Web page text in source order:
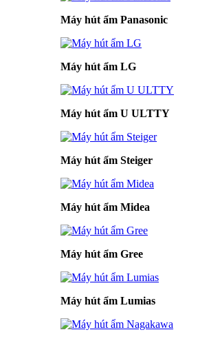
Máy hút ẩm Panasonic
Máy hút ẩm LG
Máy hút ẩm U ULTTY
Máy hút ẩm Steiger
Máy hút ẩm Midea
Máy hút ẩm Gree
Máy hút ẩm Lumias